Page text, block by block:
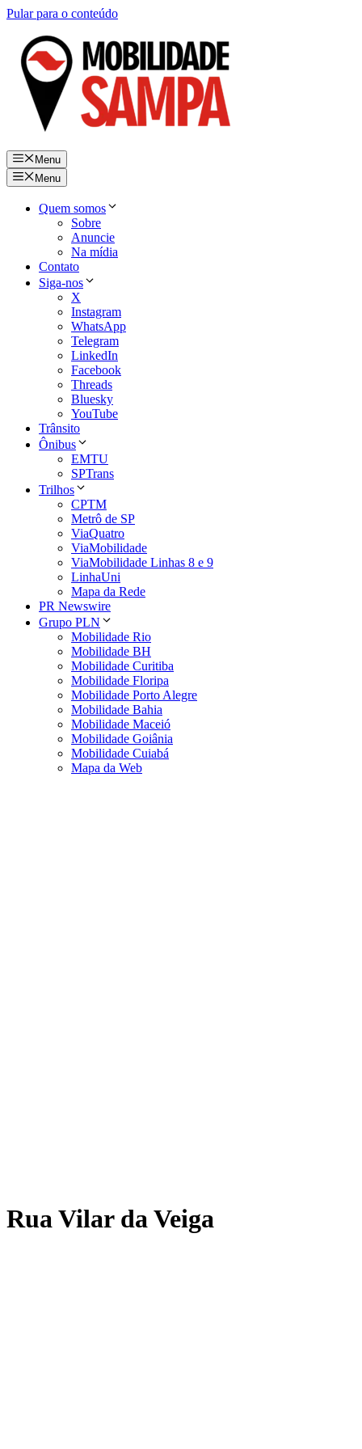
Pular para o conteúdo
Menu
Menu
Quem somos
Sobre
Anuncie
Na mídia
Contato
Siga-nos
X
Instagram
WhatsApp
Telegram
LinkedIn
Facebook
Threads
Bluesky
YouTube
Trânsito
Ônibus
EMTU
SPTrans
Trilhos
CPTM
Metrô de SP
ViaQuatro
ViaMobilidade
ViaMobilidade Linhas 8 e 9
LinhaUni
Mapa da Rede
PR Newswire
Grupo PLN
Mobilidade Rio
Mobilidade BH
Mobilidade Curitiba
Mobilidade Floripa
Mobilidade Porto Alegre
Mobilidade Bahia
Mobilidade Maceió
Mobilidade Goiânia
Mobilidade Cuiabá
Mapa da Web
Rua Vilar da Veiga